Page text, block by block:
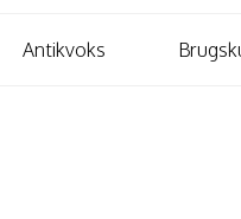
Antikvoks